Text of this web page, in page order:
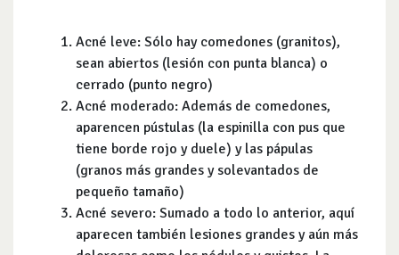
Acné leve: Sólo hay comedones (granitos),
sean abiertos (lesión con punta blanca) o
cerrado (punto negro)
Acné moderado: Además de comedones,
aparencen pústulas (la espinilla con pus que
tiene borde rojo y duele) y las pápulas
(granos más grandes y solevantados de
pequeño tamaño)
Acné severo: Sumado a todo lo anterior, aquí
aparecen también lesiones grandes y aún más